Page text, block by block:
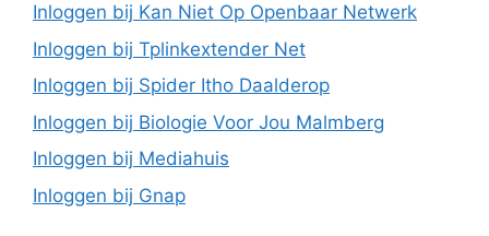
Inloggen bij Kan Niet Op Openbaar Netwerk
Inloggen bij Tplinkextender Net
Inloggen bij Spider Itho Daalderop
Inloggen bij Biologie Voor Jou Malmberg
Inloggen bij Mediahuis
Inloggen bij Gnap